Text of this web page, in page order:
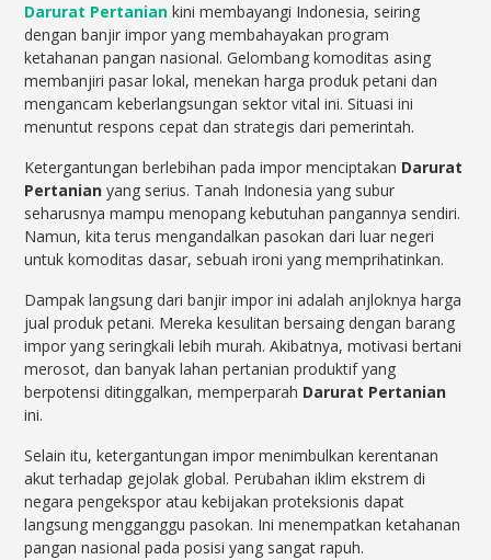
Darurat Pertanian kini membayangi Indonesia, seiring
dengan banjir impor yang membahayakan program
ketahanan pangan nasional. Gelombang komoditas asing
membanjiri pasar lokal, menekan harga produk petani dan
mengancam keberlangsungan sektor vital ini. Situasi ini
menuntut respons cepat dan strategis dari pemerintah.
Ketergantungan berlebihan pada impor menciptakan Darurat
Pertanian yang serius. Tanah Indonesia yang subur
seharusnya mampu menopang kebutuhan pangannya sendiri.
Namun, kita terus mengandalkan pasokan dari luar negeri
untuk komoditas dasar, sebuah ironi yang memprihatinkan.
Dampak langsung dari banjir impor ini adalah anjloknya harga
jual produk petani. Mereka kesulitan bersaing dengan barang
impor yang seringkali lebih murah. Akibatnya, motivasi bertani
merosot, dan banyak lahan pertanian produktif yang
berpotensi ditinggalkan, memperparah Darurat Pertanian
ini.
Selain itu, ketergantungan impor menimbulkan kerentanan
akut terhadap gejolak global. Perubahan iklim ekstrem di
negara pengekspor atau kebijakan proteksionis dapat
langsung mengganggu pasokan. Ini menempatkan ketahanan
pangan nasional pada posisi yang sangat rapuh.